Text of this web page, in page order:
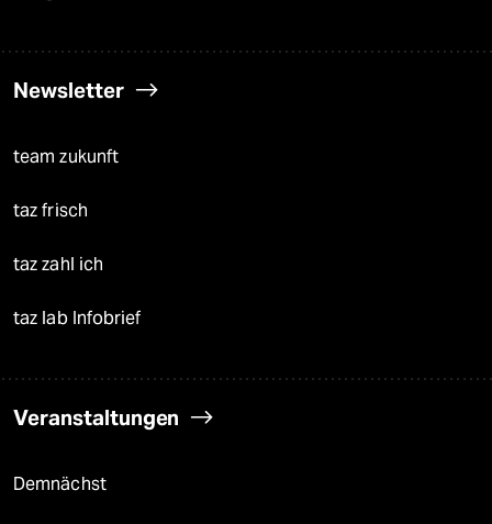
Newsletter
team zukunft
taz frisch
taz zahl ich
taz lab Infobrief
Veranstaltungen
Demnächst